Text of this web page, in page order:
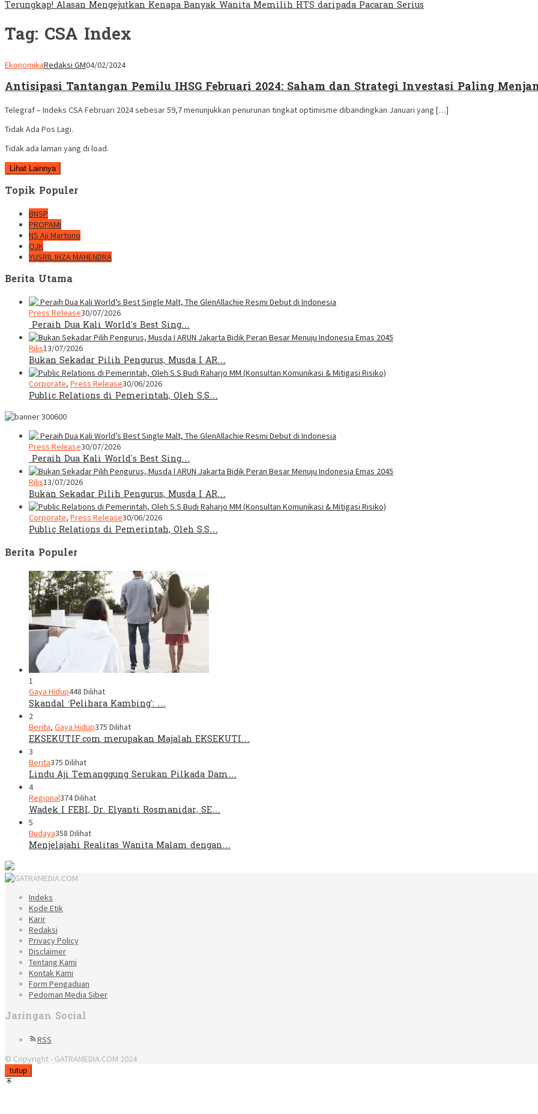
Terungkap! Alasan Mengejutkan Kenapa Banyak Wanita Memilih HTS daripada Pacaran Serius
Tag: CSA Index
EkonomikaRedaksi GM04/02/2024
Antisipasi Tantangan Pemilu IHSG Februari 2024: Saham dan Strategi Investasi Paling
Telegraf – Indeks CSA Februari 2024 sebesar 59,7 menunjukkan penurunan tingkat optimisme dibandingkan Januari yang […]
Tidak Ada Pos Lagi.
Tidak ada laman yang di load.
Lihat Lainnya
Topik Populer
BNSP
PROPAMI
NS Aji Martono
OJK
YUSRIL IHZA MAHENDRA
Berita Utama
Press Release30/07/2026
Peraih Dua Kali World’s Best Sing…
Rilis13/07/2026
Bukan Sekadar Pilih Pengurus, Musda I AR…
Corporate, Press Release30/06/2026
Public Relations di Pemerintah, Oleh S.S…
Press Release30/07/2026
Peraih Dua Kali World’s Best Sing…
Rilis13/07/2026
Bukan Sekadar Pilih Pengurus, Musda I AR…
Corporate, Press Release30/06/2026
Public Relations di Pemerintah, Oleh S.S…
Berita Populer
1
Gaya Hidup448 Dilihat
Skandal ‘Pelihara Kambing’: …
2
Berita, Gaya Hidup375 Dilihat
EKSEKUTIF.com merupakan Majalah EKSEKUTI…
3
Berita375 Dilihat
Lindu Aji Temanggung Serukan Pilkada Dam…
4
Regional374 Dilihat
Wadek I FEBI, Dr. Elyanti Rosmanidar, SE…
5
Budaya358 Dilihat
Menjelajahi Realitas Wanita Malam dengan…
Indeks
Kode Etik
Karir
Redaksi
Privacy Policy
Disclaimer
Tentang Kami
Kontak Kami
Form Pengaduan
Pedoman Media Siber
Jaringan Social
RSS
© Copyright - GATRAMEDIA.COM 2024
tutup